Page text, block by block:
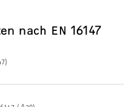
nach EN 16147